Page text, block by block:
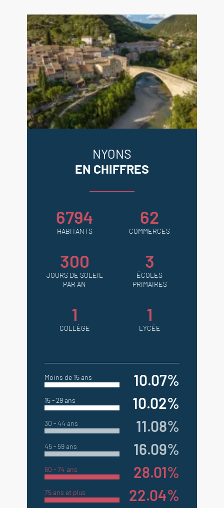
NYONS
EN CHIFFRES
6794
HABITANTS
62
COMMERCES
300
JOURS DE SOLEIL
PAR AN
3
ÉCOLES
PRIMAIRES
1
COLLÈGE
1
LYCÉE
Moins de 15 ans 10.07%
15 - 29 ans 10.02%
30 - 44 ans 11.08%
45 - 59 ans 16.09%
60 - 74 ans 28.01%
75 ans et plus 22.04%